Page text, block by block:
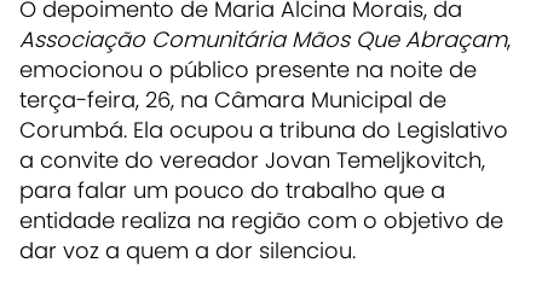
O depoimento de Maria Alcina Morais, da
Associação Comunitária Mãos Que Abraçam,
emocionou o público presente na noite de
terça-feira, 26, na Câmara Municipal de
Corumbá. Ela ocupou a tribuna do Legislativo
a convite do vereador Jovan Temeljkovitch,
para falar um pouco do trabalho que a
entidade realiza na região com o objetivo de
dar voz a quem a dor silenciou.